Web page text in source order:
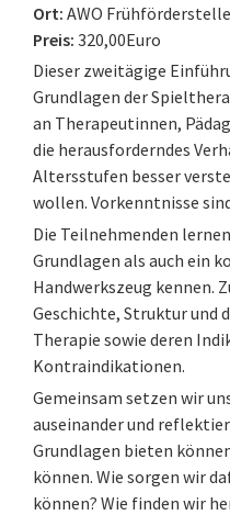
Ort: AWO
Preis: 320,00Euro
Dieser zweitägige
Grundlagen der
an Therapeutinnen,
die herausforderndes
Altersstufen besser
wollen. Vorkenntnisse
Die Teilnehmenden
Grundlagen als auch ein
Handwerkszeug kennen.
Geschichte, Struktur und
Therapie sowie deren
Kontraindikationen.
Gemeinsam setzen wir
auseinander und
Grundlagen bieten
können. Wie sorgen wir
können? Wie finden wir